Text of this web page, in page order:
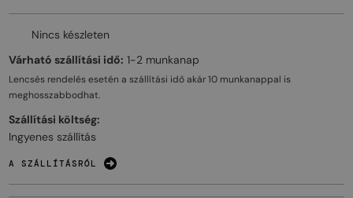
Nincs készleten
Várható szállítási idő: 1-2 munkanap
Lencsés rendelés esetén a szállítási idő akár10 munkanappal is
meghosszabbodhat.
Szállítási költség:
Ingyenes szállítás
A SZÁLLÍTÁSRÓL